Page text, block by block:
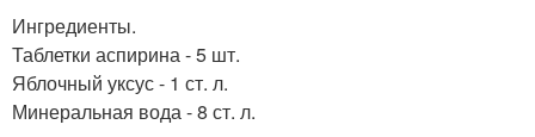
Ингредиенты.
Таблетки аспирина - 5 шт.
Яблочный уксус - 1 ст. л.
Минеральная вода - 8 ст. л.